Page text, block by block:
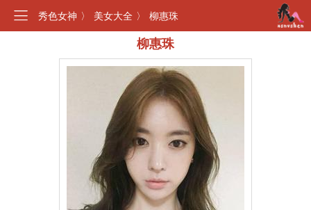
秀色女神 〉 美女大全 〉 柳惠珠
柳惠珠